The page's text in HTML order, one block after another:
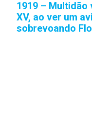
1919 – Multidão
XV, ao ver um
sobrevoando